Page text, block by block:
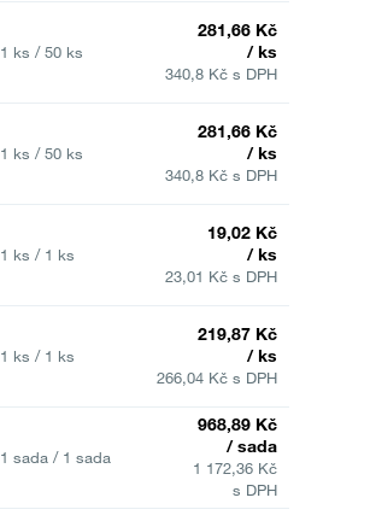
1 ks / 50 ks
281,66 Kč
/ ks
340,8 Kč s DPH
1 ks / 50 ks
281,66 Kč
/ ks
340,8 Kč s DPH
1 ks / 1 ks
19,02 Kč
/ ks
23,01 Kč s DPH
1 ks / 1 ks
219,87 Kč
/ ks
266,04 Kč s DPH
1 sada / 1 sada
968,89 Kč
/ sada
1 172,36 Kč
s DPH